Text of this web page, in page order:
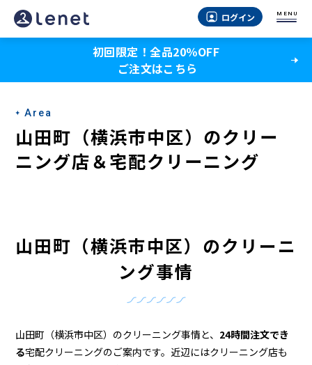
山
田
（横
浜
市
中
ク
リ
ン
ログイン MENU
初回限定！全品20％OFF
ご注文はこちら
Area
山田町（横浜市中区）のクリー
ニング店＆宅配クリーニング
山田町（横浜市中区）のクリーニ
ング事情
山田町（横浜市中区）のクリーニング事情と、 24時間注文でき
る宅配クリーニングのご案内です。近辺にはクリーニング店も